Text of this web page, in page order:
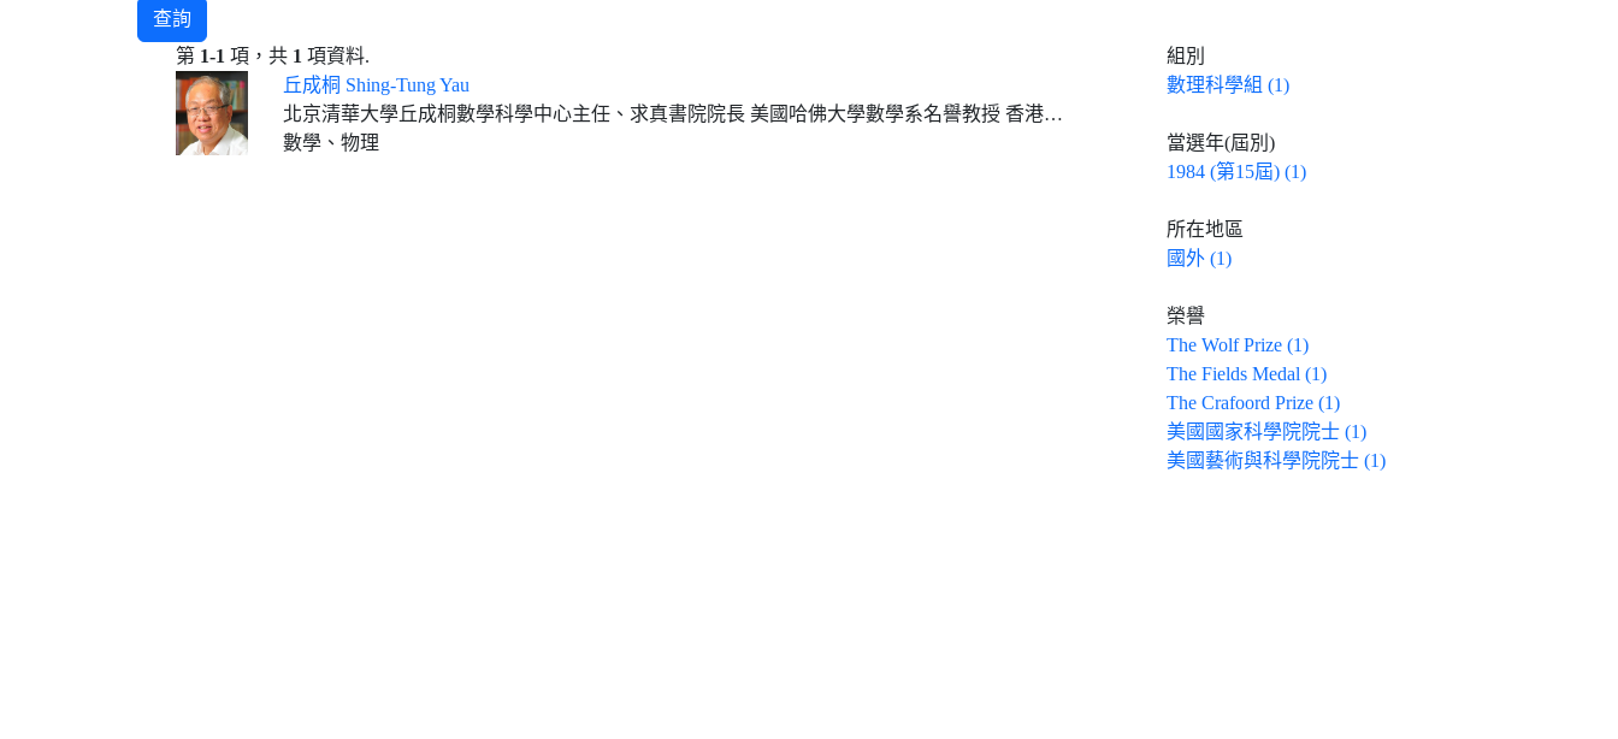
查詢
第 1-1 項，共 1 項資料.
丘成桐 Shing-Tung Yau
北京清華大學丘成桐數學科學中心主任、求真書院院長 美國哈佛大學數學系名譽教授 香港中文大學數學科學研究所所長
數學、物理
組別
數理科學組 (1)
當選年(屆別)
1984 (第15屆) (1)
所在地區
國外 (1)
榮譽
The Wolf Prize (1)
The Fields Medal (1)
The Crafoord Prize (1)
美國國家科學院院士 (1)
美國藝術與科學院院士 (1)